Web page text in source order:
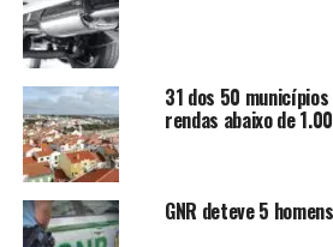
31 dos 50
rendas abaixo de
GNR deteve 5